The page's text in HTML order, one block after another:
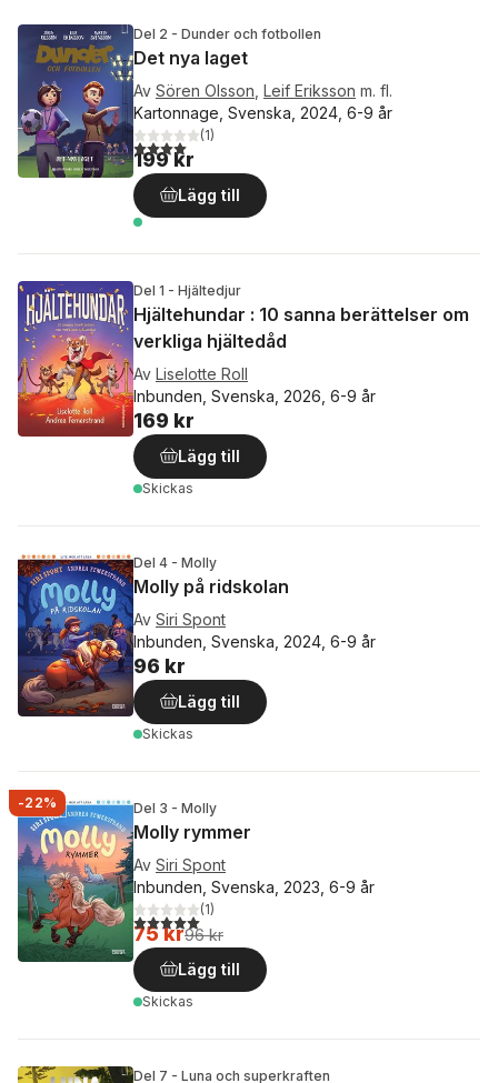
Del 2 - Dunder och fotbollen
Det nya laget
Av Sören Olsson Leif Eriksson m. fl.
Kartonnage, Svenska, 2024, 6-9 år
4,0utav 5 stjärnor. Totalt antal röster:
(1)
199 kr
Lägg till
Del 1 - Hjältedjur
Hjältehundar : 10 sanna berättelser om
verkliga hjältedåd
Av Liselotte Roll
Inbunden, Svenska, 2026, 6-9 år
169 kr
Lägg till
Skickas
Del 4 - Molly
Molly på ridskolan
Av Siri Spont
Inbunden, Svenska, 2024, 6-9 år
96 kr
Lägg till
Skickas
-22% Del 3 - Molly
Molly rymmer
Av Siri Spont
Inbunden, Svenska, 2023, 6-9 år
5,0utav 5 stjärnor. Totalt antal röster:
(1)
75 kr96 kr
Lägg till
Skickas
Del 7 - Luna och superkraften